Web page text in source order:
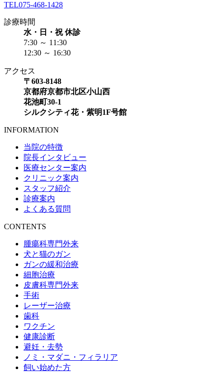
TEL075-468-1428
診療時間
水・日・祝 休診
7:30 ～ 11:30
12:30 ～ 16:30
アクセス
〒603-8148
京都府京都市北区小山西
花池町30-1
シルクシティ花・紫明1F号館
INFORMATION
当院の特徴
院長インタビュー
医療センター案内
クリニック案内
スタッフ紹介
診療案内
よくある質問
CONTENTS
腫瘍科専門外来
犬と猫のガン
ガンの緩和治療
細胞治療
皮膚科専門外来
手術
レーザー治療
歯科
ワクチン
健康診断
避妊・去勢
ノミ・マダニ・フィラリア
飼い始めた方